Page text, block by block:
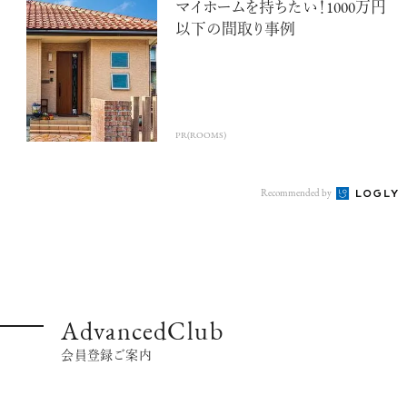
注目の記事
10年後の自分のためにやるべきこと
は『今を大切に生きる』こと
俳優
反町 隆史
マイホームを持ちたい！1000万円
以下の間取り事例
PR(ROOMS)
Recommended by
AdvancedClub
会員登録ご案内